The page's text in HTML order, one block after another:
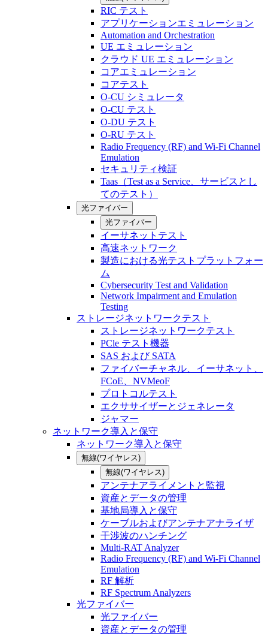
RIC テスト
アプリケーションエミュレーション
Automation and Orchestration
UE エミュレーション
クラウド UE エミュレーション
コアエミュレーション
コアテスト
O-CU シミュレータ
O-CU テスト
O-DU テスト
O-RU テスト
Radio Frequency (RF) and Wi-Fi Channel
Emulation
セキュリティ検証
Taas（Test as a Service、サービスとし
てのテスト）
光ファイバー
光ファイバー
イーサネットテスト
高速ネットワーク
製造における光テストプラットフォー
ム
Cybersecurity Test and Validation
Network Impairment and Emulation
Testing
ストレージネットワークテスト
ストレージネットワークテスト
PCle テスト機器
SAS および SATA
ファイバーチャネル、イーサネット、
FCoE、NVMeoF
プロトコルテスト
エクササイザーとジェネレータ
ジャマー
ネットワーク導入と保守
ネットワーク導入と保守
無線(ワイヤレス)
無線(ワイヤレス)
アンテナアライメントと監視
資産とデータの管理
基地局導入と保守
ケーブルおよびアンテナアナライザ
干渉波のハンチング
Multi-RAT Analyzer
Radio Frequency (RF) and Wi-Fi Channel
Emulation
RF 解析
RF Spectrum Analyzers
光ファイバー
光ファイバー
資産とデータの管理